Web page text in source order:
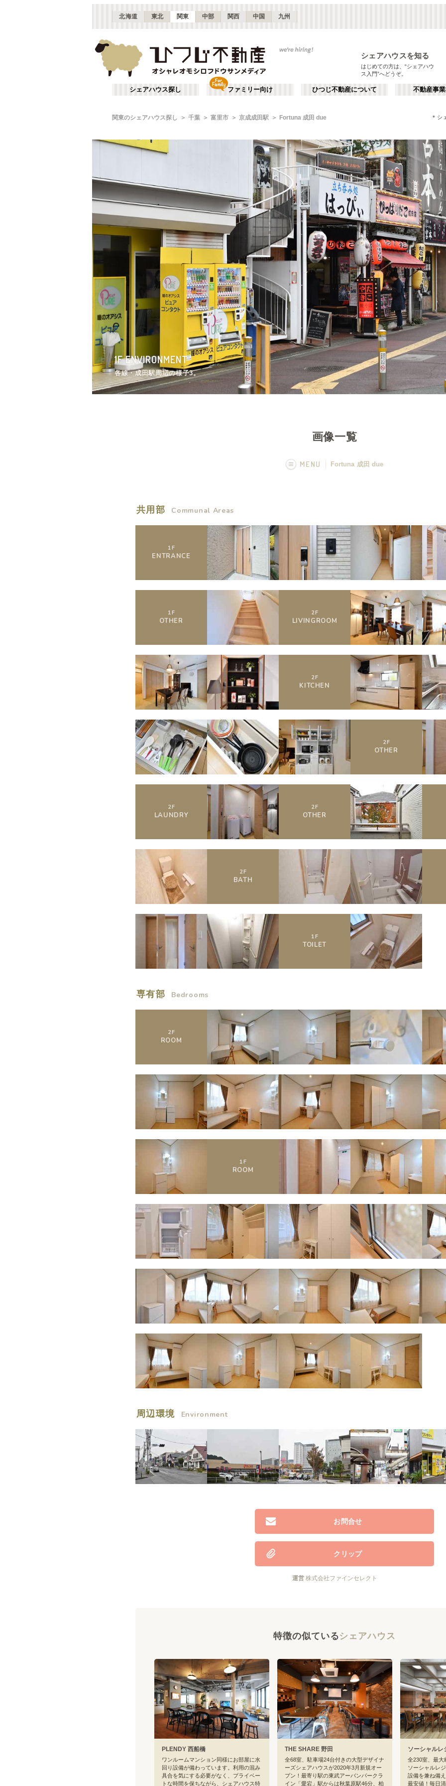
北海道 東北 関東 中部 関西 中国 九州
シェアハウスを知る
はじめての方は、“シェアハウ
ス入門”へどうぞ。
シェアハウス探し ファミリー向け ひつじ不動産について 不動産事
関東のシェアハウス探し 千葉 富里市 京成成田駅 Fortuna 成田 due ＊シ
1F ROOM
専有部の様子2。（107号室）
1F ENVIRONMENT
各線・成田駅周辺の様子3。
2F ROOM
専有部の様子2。（204号室）
1F ENVIRONMENT
成田駅からシェアハウスへ向かう道の途中にあるスーパー。
1F TOILET
ウォシュレット付きトイレの様子。
2F KITCHEN
シンクの様子。
1F ENTRANCE
玄関の鍵はナンバー式。インターホンもカメラ付きです。
2F LIVINGROOM
リビングの様子3。
1F ROOM
専有部の様子2。（107号室）
1F ENVIRONMENT
各線・成田駅周辺の様子3。
画像一覧
MENU Fortuna 成田 due
運営者
共用部 Communal Areas
1F
ENTRANCE
1F
OTHER
2F
LIVINGROOM
2F
KITCHEN
2F
OTHER
2F
LAUNDRY
2F
OTHER
2F
BATH
1F
TOILET
専有部 Bedrooms
2F
ROOM
1F
ROOM
周辺環境 Environment
お問合せ
クリップ
運営 株式会社ファインセレクト
特徴の似ているシェアハウス
PLENDY 西船橋
ワンルームマンション同様にお部屋に水
回り設備が備わっています。利用の混み
具合を気にする必要がなく、プライベー
トな時間を保ちながら、シェアハウス特
THE SHARE 野田
全68室、駐車場24台付きの大型デザイナ
ーズシェアハウスが2020年3月新規オー
プン！最寄り駅の東武アーバンパークラ
イン「愛宕」駅からは秋葉原駅46分、柏
ソーシャルレ
全230室、最大
ソーシャルレ
設備を兼ね備
最安値！毎日